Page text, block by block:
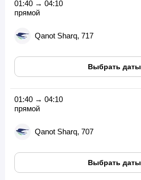
01:40 → 04:10
прямой
Qanot Sharq, 717
Выбрать даты
01:40 → 04:10
прямой
Qanot Sharq, 707
Выбрать даты